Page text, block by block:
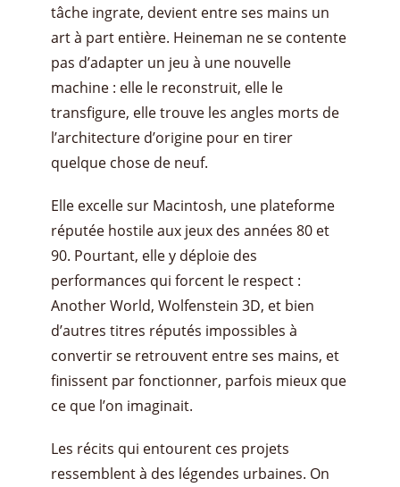
tâche ingrate, devient entre ses mains un
art à part entière. Heineman ne se contente
pas d’adapter un jeu à une nouvelle
machine : elle le reconstruit, elle le
transfigure, elle trouve les angles morts de
l’architecture d’origine pour en tirer
quelque chose de neuf.
Elle excelle sur Macintosh, une plateforme
réputée hostile aux jeux des années 80 et
90. Pourtant, elle y déploie des
performances qui forcent le respect :
Another World, Wolfenstein 3D, et bien
d’autres titres réputés impossibles à
convertir se retrouvent entre ses mains, et
finissent par fonctionner, parfois mieux que
ce que l’on imaginait.
Les récits qui entourent ces projets
ressemblent à des légendes urbaines. On